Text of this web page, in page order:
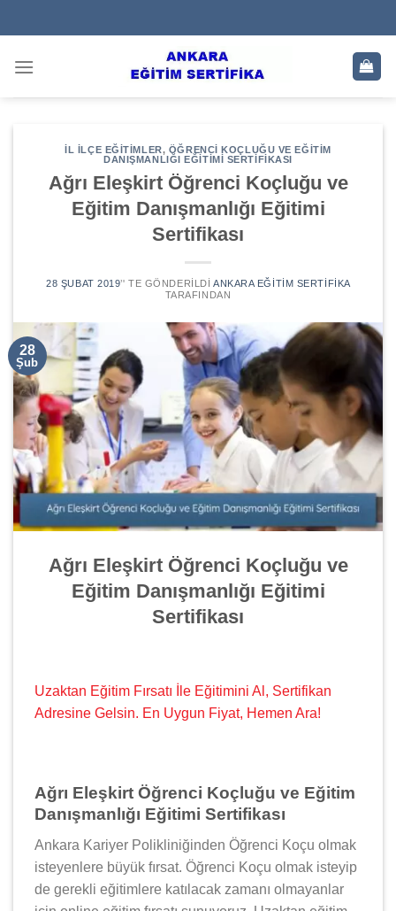
to
İL İLÇE EĞITIMLER, ÖĞRENCI KOÇLUĞU VE EĞITIM
DANIŞMANLIĞI EĞITIMI SERTIFIKASI
Ağrı Eleşkirt Öğrenci Koçluğu ve
Eğitim Danışmanlığı Eğitimi
Sertifikası
28 ŞUBAT 2019’' TE GÖNDERILDI ANKARA EĞITIM SERTIFIKA
TARAFINDAN
28
Şub
Ağrı Eleşkirt Öğrenci Koçluğu ve
Eğitim Danışmanlığı Eğitimi
Sertifikası
Uzaktan Eğitim Fırsatı İle Eğitimini Al, Sertifikan
Adresine Gelsin. En Uygun Fiyat, Hemen Ara!
Ağrı Eleşkirt Öğrenci Koçluğu ve Eğitim
Danışmanlığı Eğitimi Sertifikası
Ankara Kariyer Polikliniğinden Öğrenci Koçu olmak
isteyenlere büyük fırsat. Öğrenci Koçu olmak isteyip
de gerekli eğitimlere katılacak zamanı olmayanlar